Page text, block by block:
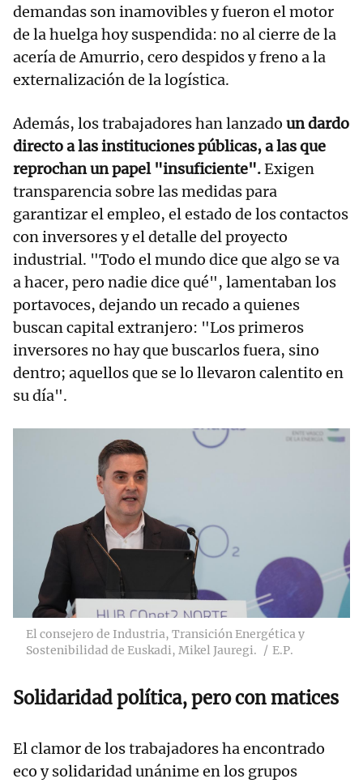
demandas son inamovibles y fueron el motor
de la huelga hoy suspendida: no al cierre de la
acería de Amurrio, cero despidos y freno a la
externalización de la logística.
Además, los trabajadores han lanzado un dardo
directo a las instituciones públicas, a las que
reprochan un papel "insuficiente".Exigen
transparencia sobre las medidas para
garantizar el empleo, el estado de los contactos
con inversores y el detalle del proyecto
industrial. "Todo el mundo dice que algo se va
a hacer, pero nadie dice qué", lamentaban los
portavoces, dejando un recado a quienes
buscan capital extranjero: "Los primeros
inversores no hay que buscarlos fuera, sino
dentro; aquellos que se lo llevaron calentito en
su día".
El consejero de Industria, Transición Energética y
Sostenibilidad de Euskadi, Mikel Jauregi.
E.P.
Solidaridad política, pero con matices
El clamor de los trabajadores ha encontrado
eco y solidaridad unánime en los grupos